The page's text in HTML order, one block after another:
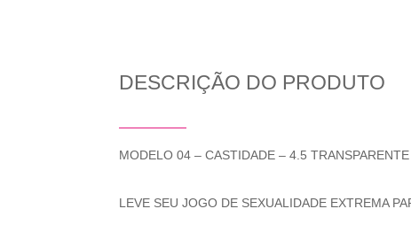
DESCRIÇÃO DO PRODUTO
MODELO 04 – CASTIDADE – 4.5 TRANSPARENTE
LEVE SEU JOGO DE SEXUALIDADE EXTREMA